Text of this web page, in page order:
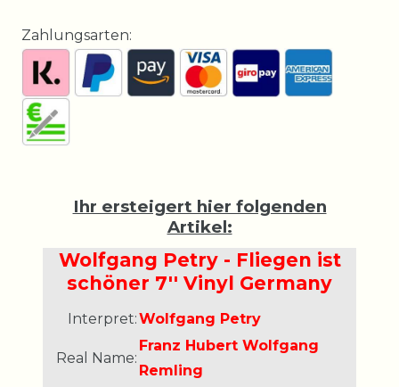
Zahlungsarten:
Ihr ersteigert hier folgenden
Artikel:
Wolfgang Petry - Fliegen ist
schöner 7'' Vinyl Germany
Interpret:Wolfgang Petry
Real Name:
Franz Hubert Wolfgang
Remling